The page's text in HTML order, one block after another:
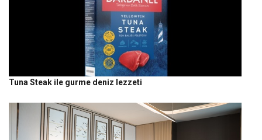
Tuna Steak ile gurme deniz lezzeti